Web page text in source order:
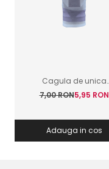
Cagula de unica
folosinta GIVI
7,00 RON5,95 RON
Adauga in cos